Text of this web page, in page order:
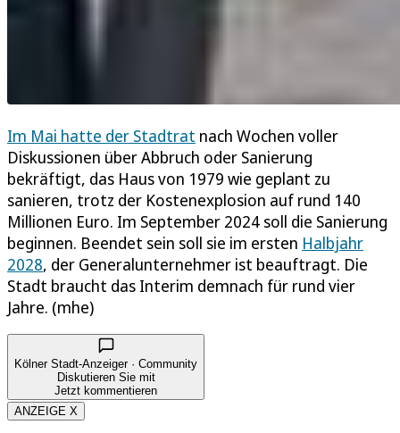
Im Mai hatte der Stadtrat nach Wochen voller
Diskussionen über Abbruch oder Sanierung
bekräftigt, das Haus von 1979 wie geplant zu
sanieren, trotz der Kostenexplosion auf rund 140
Millionen Euro. Im September 2024 soll die Sanierung
beginnen. Beendet sein soll sie im ersten Halbjahr
2028, der Generalunternehmer ist beauftragt. Die
Stadt braucht das Interim demnach für rund vier
Jahre. (mhe)
Kölner Stadt-Anzeiger · Community
Diskutieren Sie mit
Jetzt kommentieren
ANZEIGE X